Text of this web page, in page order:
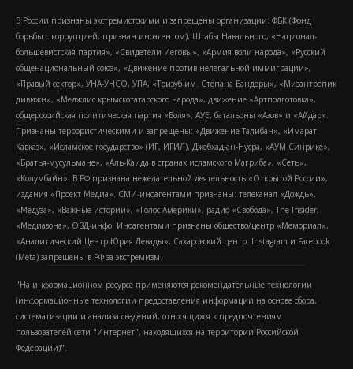
В России признаны экстремистскими и запрещены организации: ФБК (Фонд
борьбы с коррупцией, признан иноагентом), Штабы Навального, «Национал-
большевистская партия», «Свидетели Иеговы», «Армия воли народа», «Русский
общенациональный союз», «Движение против нелегальной иммиграции»,
«Правый сектор», УНА-УНСО, УПА, «Тризуб им. Степана Бандеры», «Мизантропик
дивижн», «Меджлис крымскотатарского народа», движение «Артподготовка»,
общероссийская политическая партия «Воля», АУЕ, батальоны «Азов» и «Айдар».
Признаны террористическими и запрещены: «Движение Талибан», «Имарат
Кавказ», «Исламское государство» (ИГ, ИГИЛ), Джебхад-ан-Нусра, «АУМ Синрике»,
«Братья-мусульмане», «Аль-Каида в странах исламского Магриба», «Сеть»,
«Колумбайн». В РФ признана нежелательной деятельность «Открытой России»,
издания «Проект Медиа». СМИ-иноагентами признаны: телеканал «Дождь»,
«Медуза», «Важные истории», «Голос Америки», радио «Свобода», The Insider,
«Медиазона», ОВД-инфо. Иноагентами признаны общество/центр «Мемориал»,
«Аналитический Центр Юрия Левады», Сахаровский центр. Instagram и Facebook
(Metа) запрещены в РФ за экстремизм.
"На информационном ресурсе применяются рекомендательные технологии
(информационные технологии предоставления информации на основе сбора,
систематизации и анализа сведений, относящихся к предпочтениям
пользователей сети "Интернет", находящихся на территории Российской
Федерации)".